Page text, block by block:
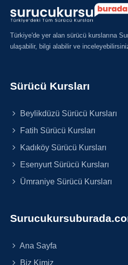
Türkiye'de yer alan sürücü kurslarına
ulaşabilir, bilgi alabilir ve
Sürücü Kursları
Beylikdüzü Sürücü Kursları
Fatih Sürücü Kursları
Kadıköy Sürücü Kursları
Esenyurt Sürücü Kursları
Ümraniye Sürücü Kursları
Ana Sayfa
Biz Kimiz